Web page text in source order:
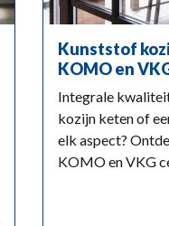
Kunststof
KOMO en
Integrale
kozijn keten of
elk aspect?
KOMO en VKG